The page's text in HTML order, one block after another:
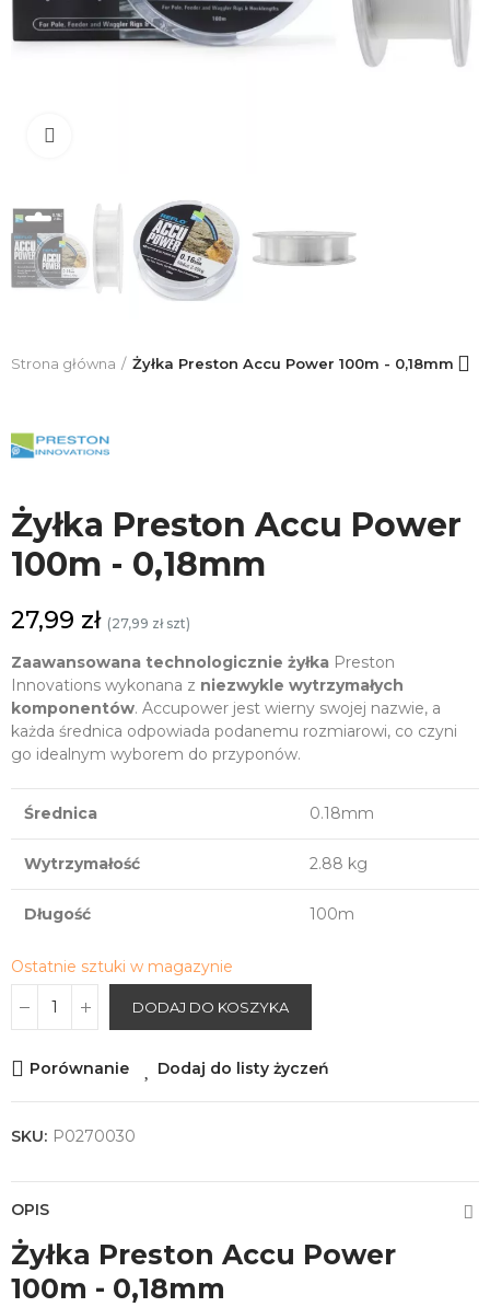
Strona główna Żyłka Preston Accu Power 100m - 0,18mm
Żyłka Preston Accu Power
100m - 0,18mm
27,99 zł (27,99 zł szt)
Zaawansowana technologicznie żyłka Preston
Innovations wykonana z niezwykle wytrzymałych
komponentów. Accupower jest wierny swojej nazwie, a
każda średnica odpowiada podanemu rozmiarowi, co czyni
go idealnym wyborem do przyponów.
Średnica 0.18mm
Wytrzymałość 2.88 kg
Długość 100m
Ostatnie sztuki w magazynie
DODAJ DO KOSZYKA
Porównanie Dodaj do listy życzeń
SKU: P0270030
OPIS
Żyłka Preston Accu Power
100m - 0,18mm